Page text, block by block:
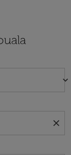
keyboard_arrow_down
close